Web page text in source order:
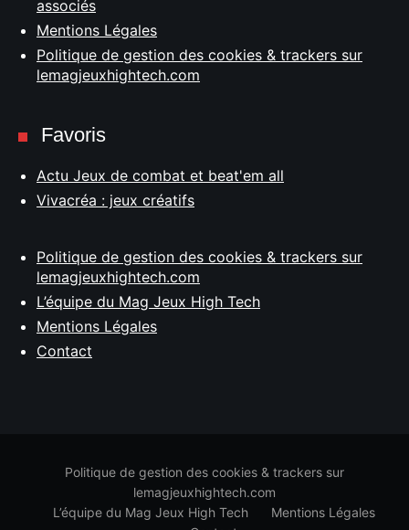
associés
Mentions Légales
Politique de gestion des cookies & trackers sur
lemagjeuxhightech.com
Favoris
Actu Jeux de combat et beat'em all
Vivacréa : jeux créatifs
Politique de gestion des cookies & trackers sur
lemagjeuxhightech.com
L’équipe du Mag Jeux High Tech
Mentions Légales
Contact
Politique de gestion des cookies & trackers sur
lemagjeuxhightech.com
L’équipe du Mag Jeux High Tech
Mentions Légales